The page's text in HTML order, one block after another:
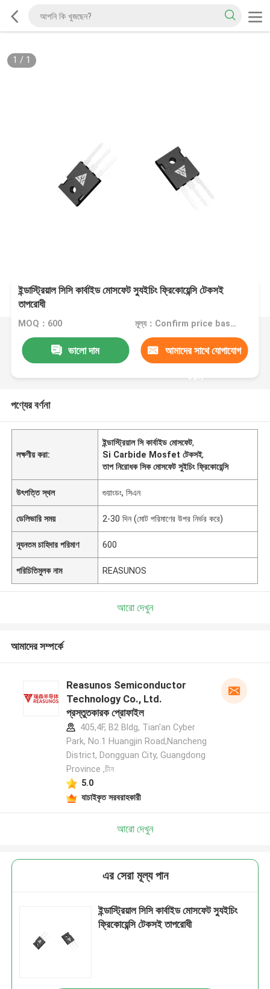
1 / 1
ইন্ডাস্ট্রিয়াল সিসি কার্বাইড মোসফেট স্যুইচিং ফ্রিকোয়েন্সি টেকসই
তাপরোধী
MOQ：600 মূল্য：Confirm price based on product
ভালো দাম আমাদের সাথে যোগাযোগ
করুন
পণ্যের বর্ণনা
লক্ষণীয় করা:
ইন্ডাস্ট্রিয়াল সি কার্বাইড মোসফেট,
Si Carbide Mosfet টেকসই,
তাপ নিরোধক সিক মোসফেট সুইচিং ফ্রিকোয়েন্সি
উৎপত্তি স্থল গুয়াংডং, সিএন
ডেলিভারি সময় 2-30 দিন (মোট পরিমাণের উপর নির্ভর করে)
ন্যূনতম চাহিদার পরিমাণ 600
পরিচিতিমুলক নাম REASUNOS
আরো দেখুন
আমাদের সম্পর্কে
Reasunos Semiconductor
Technology Co., Ltd.
প্রস্তুতকারক প্রোফাইল
405,4F, B2 Bldg, Tian'an Cyber
Park, No.1 Huangjin Road,Nancheng
District, Dongguan City, Guangdong
Province ,চীন
5.0
যাচাইকৃত সরবরাহকারী
আরো দেখুন
এর সেরা মূল্য পান
ইন্ডাস্ট্রিয়াল সিসি কার্বাইড মোসফেট স্যুইচিং
ফ্রিকোয়েন্সি টেকসই তাপরোধী